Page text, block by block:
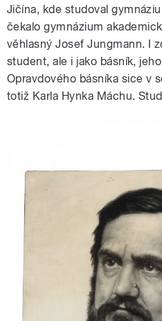
Jičína, kde studoval
čekalo gymnázium
věhlasný Josef Jungmann. I
student, ale i jako básník,
Opravdového básníka sice v
totiž Karla Hynka Máchu.